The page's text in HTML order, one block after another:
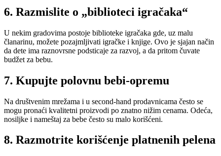
6. Razmislite o „biblioteci igračaka“
U nekim gradovima postoje biblioteke igračaka gde, uz malu
članarinu, možete pozajmljivati igračke i knjige. Ovo je sjajan način
da dete ima raznovrsne podsticaje za razvoj, a da pritom čuvate
budžet za bebu.
7. Kupujte polovnu bebi-opremu
Na društvenim mrežama i u second-hand prodavnicama često se
mogu pronaći kvalitetni proizvodi po znatno nižim cenama. Odeća,
nosiljke i nameštaj za bebe često su malo korišćeni.
8. Razmotrite korišćenje platnenih pelena